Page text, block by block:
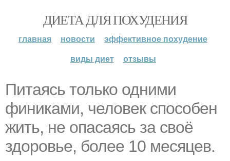
ДИЕТА ДЛЯ ПОХУДЕНИЯ
главная новости
эффективное похудение
виды диет
отзывы
Питаясь только одними
финиками, человек способен
жить, не опасаясь за своё
здоровье, более 10 месяцев.